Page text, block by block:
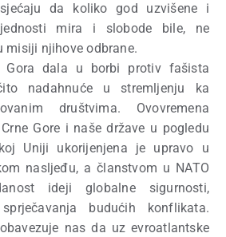
da koliko god uzvišene i
mira i slobode bile, ne
misiji njihove odbrane.
Gora dala u borbi protiv fašista
nadahnuće u stremljenju ka
društvima. Ovovremena
Gore i naše države u pogledu
Uniji ukorijenjena je upravo u
nasljeđu, a članstvom u NATO
ideji globalne sigurnosti,
budućih konflikata.
nas da uz evroatlantske